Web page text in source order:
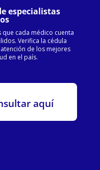
especialistas
cada médico cuenta
Verifica la cédula
de los mejores
en el país.
aquí